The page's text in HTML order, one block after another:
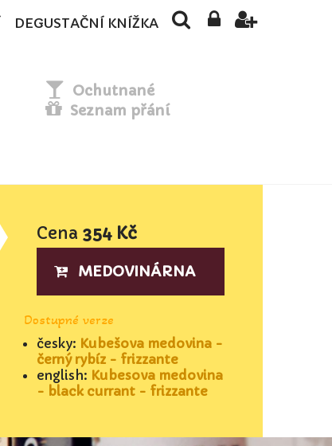
DEGUSTAČNÍ KNÍŽKA
Ochutnané
Seznam přání
Cena 354 Kč
MEDOVINÁRNA
Dostupné verze
česky: Kubešova medovina -
černý rybíz - frizzante
english: Kubesova medovina
- black currant - frizzante